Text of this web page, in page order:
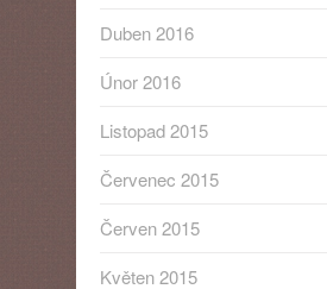
Duben 2016
Únor 2016
Listopad 2015
Červenec 2015
Červen 2015
Květen 2015